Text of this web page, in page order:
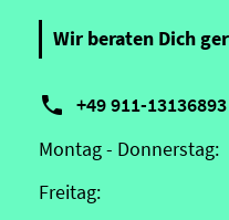
Wir beraten Dich
 +49 911-13136893
Montag - Donnerstag:
Freitag: